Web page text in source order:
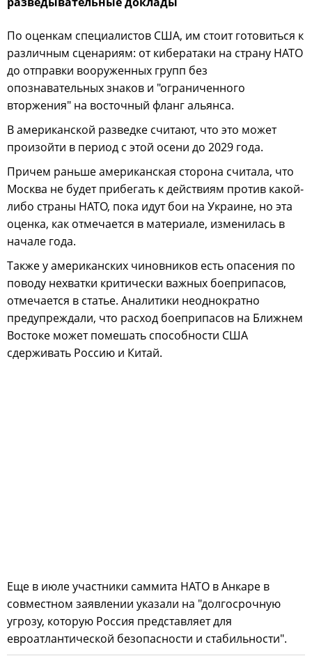
По оценкам специалистов США, им стоит готовиться к
различным сценариям: от кибератаки на страну НАТО
до отправки вооруженных групп без
опознавательных знаков и "ограниченного
вторжения" на восточный фланг альянса.
В американской разведке считают, что это может
произойти в период с этой осени до 2029 года.
Причем раньше американская сторона считала, что
Москва не будет прибегать к действиям против какой-
либо страны НАТО, пока идут бои на Украине, но эта
оценка, как отмечается в материале, изменилась в
начале года.
Также у американских чиновников есть опасения по
поводу нехватки критически важных боеприпасов,
отмечается в статье. Аналитики неоднократно
предупреждали, что расход боеприпасов на Ближнем
Востоке может помешать способности США
сдерживать Россию и Китай.
Еще в июле участники саммита НАТО в Анкаре в
совместном заявлении указали на "долгосрочную
угрозу, которую Россия представляет для
евроатлантической безопасности и стабильности".